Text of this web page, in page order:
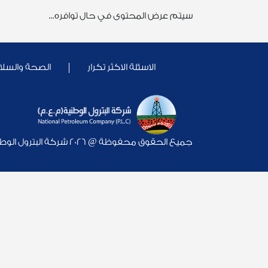
سيتم عرض المحتوى في حال توافره...
الصحة الاسئلة الاكثر تكرار
جميع الحقوق محفوظة @ 2026 شركة البترول الوطنية